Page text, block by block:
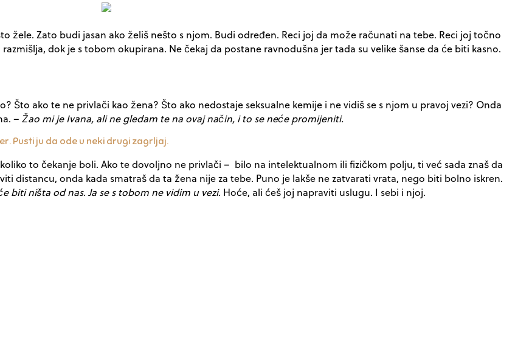
žele. Zato budi jasan ako želiš nešto s njom. Budi određen. Reci joj da može računati na tebe. Reci joj točno
dok je s tobom okupirana. Ne čekaj da postane ravnodušna jer tada su velike šanse da će biti kasno.
Što ako te ne privlači kao žena? Što ako nedostaje seksualne kemije i ne vidiš se s njom u pravoj vezi? Onda
– Žao mi je Ivana, ali ne gledam te na ovaj način, i to se neće promijeniti.
Pusti ju da ode u neki drugi zagrljaj.
to čekanje boli. Ako te dovoljno ne privlači – bilo na intelektualnom ili fizičkom polju, ti već sada znaš da
distancu, onda kada smatraš da ta žena nije za tebe. Puno je lakše ne zatvarati vrata, nego biti bolno iskren.
biti ništa od nas. Ja se s tobom ne vidim u vezi. Hoće, ali ćeš joj napraviti uslugu. I sebi i njoj.